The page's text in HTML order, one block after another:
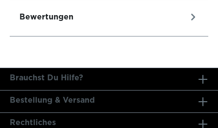
Bewertungen
Brauchst Du Hilfe?
Bestellung & Versand
Rechtliches